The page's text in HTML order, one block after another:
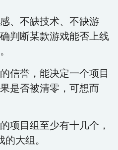
、不缺技术、不缺游
判断某款游戏能否上线
信誉，能决定一个项目
是否被清零，可想而
项目组至少有十几个，
大组。